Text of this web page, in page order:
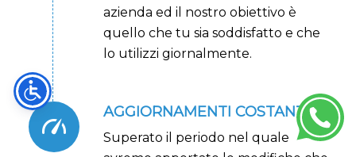
azienda ed il nostro obiettivo è
quello che tu sia soddisfatto e che
lo utilizzi giornalmente.
AGGIORNAMENTI COSTANTI
Superato il periodo nel quale